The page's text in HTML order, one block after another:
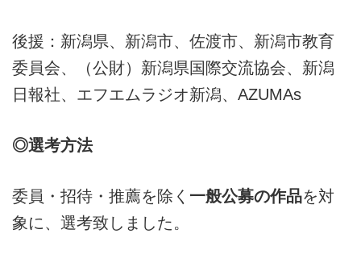
後援：新潟県、新潟市、佐渡市、新潟市教育
委員会、（公財）新潟県国際交流協会、新潟
日報社、エフエムラジオ新潟、AZUMAs
◎選考方法
委員・招待・推薦を除く 一般公募の作品を対
象に、選考致しました。